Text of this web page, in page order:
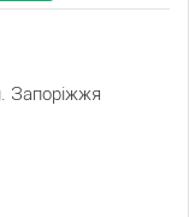
Запоріжжя